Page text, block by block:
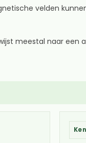
velden
meestal naar